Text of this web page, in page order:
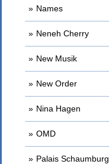
Names
Neneh Cherry
New Musik
New Order
Nina Hagen
OMD
Palais Schaumburg